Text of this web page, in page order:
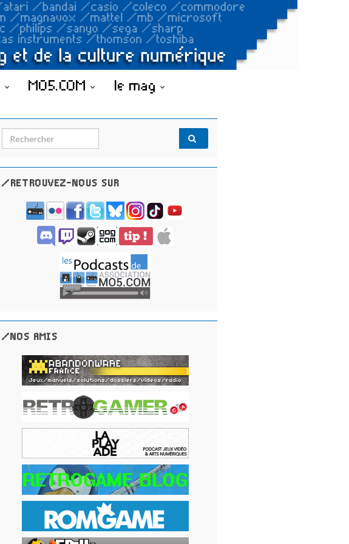
MO5.COM le mag
Search for:
/RETROUVEZ-NOUS SUR
/NOS AMIS